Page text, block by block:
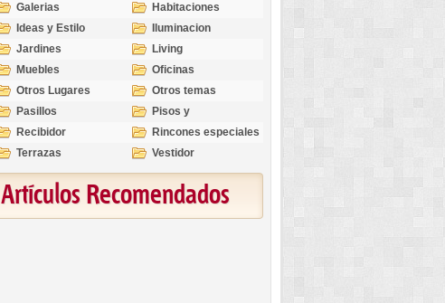
Galerias
Habitaciones
Ideas y Estilo
Iluminacion
Jardines
Living
Muebles
Oficinas
Otros Lugares
Otros temas
Pasillos
Pisos y
revestimientos
Recibidor
Rincones especiales
Terrazas
Vestidor
Artículos Recomendados